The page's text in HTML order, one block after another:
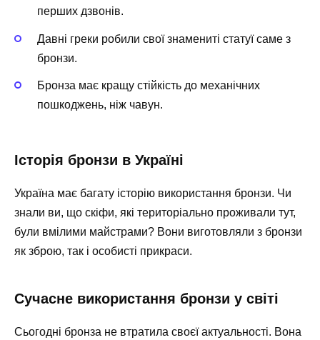
перших дзвонів.
Давні греки робили свої знамениті статуї саме з
бронзи.
Бронза має кращу стійкість до механічних
пошкоджень, ніж чавун.
Історія бронзи в Україні
Україна має багату історію використання бронзи. Чи
знали ви, що скіфи, які територіально проживали тут,
були вмілими майстрами? Вони виготовляли з бронзи
як зброю, так і особисті прикраси.
Сучасне використання бронзи у світі
Сьогодні бронза не втратила своєї актуальності. Вона